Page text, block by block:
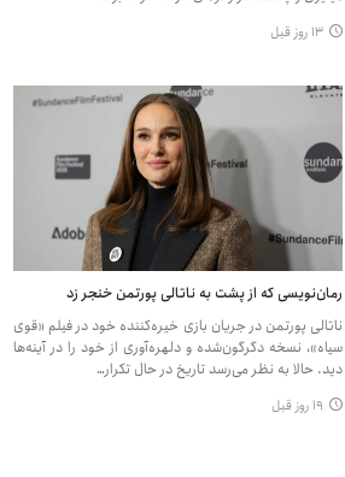
۱۳ روز قبل
رمان‌نویسی که از پشت به ناتالی پورتمن خنجر زد
ناتالی پورتمن در جریان بازی خیره‌کننده خود در فیلم «قوی
سیاه»، نسخه دگرگون‌شده و دلهره‌آوری از خود را در آینه‌ها
دید. حالا به نظر می‌رسد تاریخ در حال تکرار…
۱۹ روز قبل